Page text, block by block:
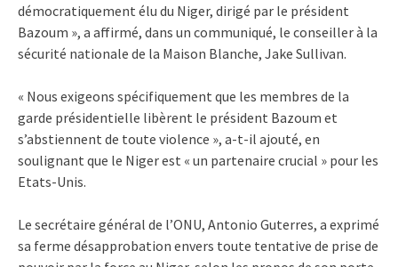
démocratiquement élu du Niger, dirigé par le président
Bazoum », a affirmé, dans un communiqué, le conseiller à la
sécurité nationale de la Maison Blanche, Jake Sullivan.
« Nous exigeons spécifiquement que les membres de la
garde présidentielle libèrent le président Bazoum et
s’abstiennent de toute violence », a-t-il ajouté, en
soulignant que le Niger est « un partenaire crucial » pour les
Etats-Unis.
Le secrétaire général de l’ONU, Antonio Guterres, a exprimé
sa ferme désapprobation envers toute tentative de prise de